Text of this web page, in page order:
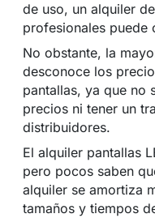
de uso, un alquiler
profesionales puede
No obstante, la
desconoce los
pantallas, ya que no
precios ni tener un
distribuidores.
El alquiler pantallas
pero pocos saben
alquiler se amortiza
tamaños y tiempos